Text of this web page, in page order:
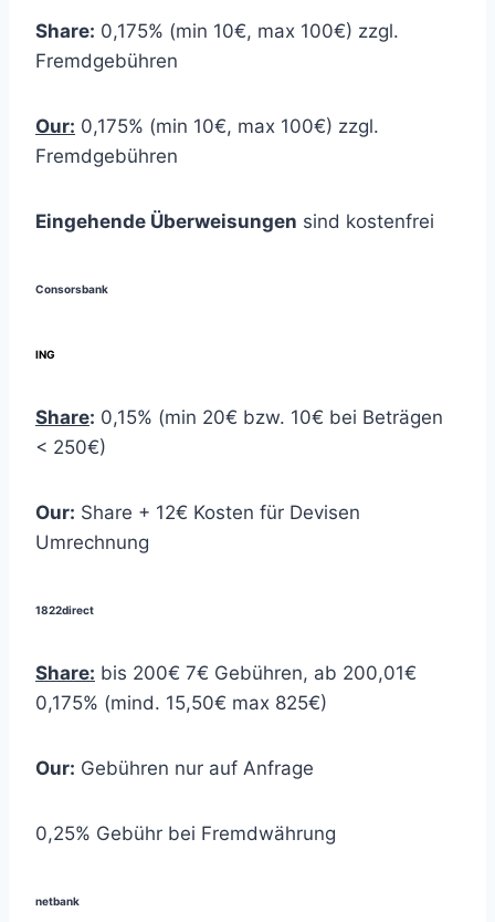
Share: 0,175% (min 10€, max 100€) zzgl.
Fremdgebühren
Our: 0,175% (min 10€, max 100€) zzgl.
Fremdgebühren
Eingehende Überweisungen sind kostenfrei
Consorsbank
ING
Share: 0,15% (min 20€ bzw. 10€ bei Beträgen
< 250€)
Our: Share + 12€ Kosten für Devisen
Umrechnung
1822direct
Share: bis 200€ 7€ Gebühren, ab 200,01€
0,175% (mind. 15,50€ max 825€)
Our: Gebühren nur auf Anfrage
0,25% Gebühr bei Fremdwährung
netbank